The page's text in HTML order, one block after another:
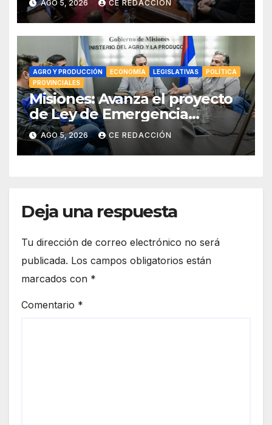
de tierras por falta de votos
AGO 5, 2026 CE REDACCIÓN
AGRO Y PRODUCCIÓN ECONOMÍA LEGISLATIVAS
POLÍTICA
PROVINCIALES
Misiones: Avanza el proyecto
de Ley de Emergencia
Yerbatera: “Se demostró que
la desregulación no
funcionó”
AGO 5, 2026 CE REDACCIÓN
Deja una respuesta
Tu dirección de correo electrónico no será
publicada. Los campos obligatorios están
marcados con *
Comentario *